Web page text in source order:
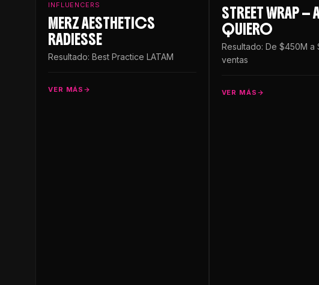
INFLUENCERS
MERZ AESTHETICS
RADIESSE
Resultado: Best Practice LATAM
VER MÁS
STREET WRAP —
QUIERO
Resultado: De $450M a
ventas
VER MÁS